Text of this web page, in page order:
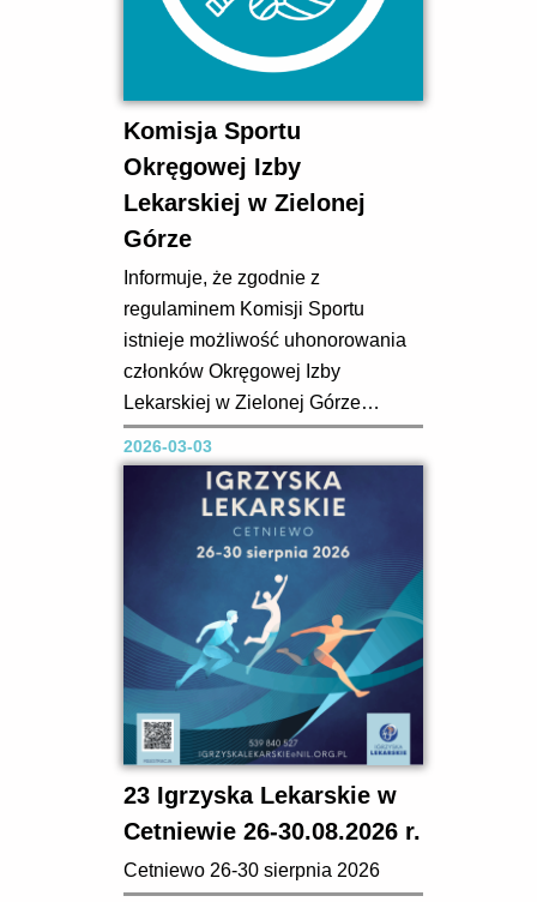
wymiany...
Komisja Sportu
Okręgowej Izby
Lekarskiej w Zielonej
Górze
Informuje, że zgodnie z
regulaminem Komisji Sportu
istnieje możliwość uhonorowania
członków Okręgowej Izby
Lekarskiej w Zielonej Górze
nagrodami finansowymi za medale
Mistrzostw Świata Lekarzy,
Mistrzostw Europy Lekarzy,
Mistrzostw Polski Lekarzy oraz
Igrzysk Lekarskich w kwocie: I
miejsce – 1 500,00 zł II miejsce – 1
000,00 zł...
2026-03-03
23 Igrzyska Lekarskie w
Cetniewie 26-30.08.2026 r.
Cetniewo 26-30 sierpnia 2026